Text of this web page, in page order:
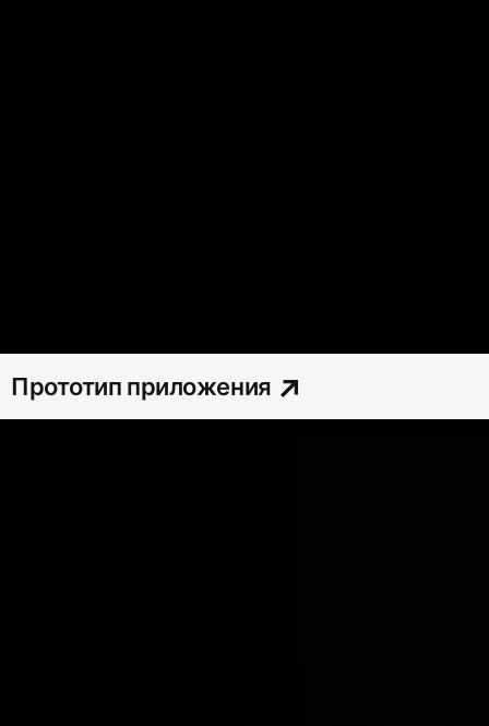
Прототип приложения